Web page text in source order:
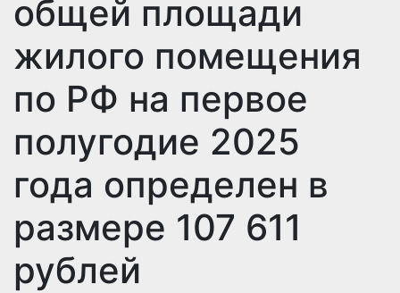
общей площади
жилого помещения
по РФ на первое
полугодие 2025
года определен в
размере 107 611
рублей